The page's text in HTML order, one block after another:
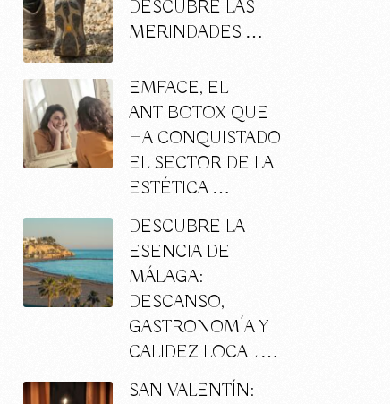
DESCUBRE LAS
MERINDADES …
EMFACE, EL
ANTIBOTOX QUE
HA CONQUISTADO
EL SECTOR DE LA
ESTÉTICA …
DESCUBRE LA
ESENCIA DE
MÁLAGA:
DESCANSO,
GASTRONOMÍA Y
CALIDEZ LOCAL …
SAN VALENTÍN: